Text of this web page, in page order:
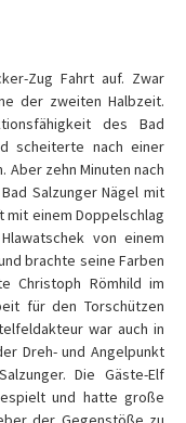
Zug Fahrt auf. Zwar
der zweiten Halbzeit.
des Bad
scheiterte nach einer
zehn Minuten nach
Salzunger Nägel mit
mit einem Doppelschlag
von einem
brachte seine Farben
Christoph Römhild im
für den Torschützen
war auch in
Dreh- und Angelpunkt
Die Gäste-Elf
und hatte große